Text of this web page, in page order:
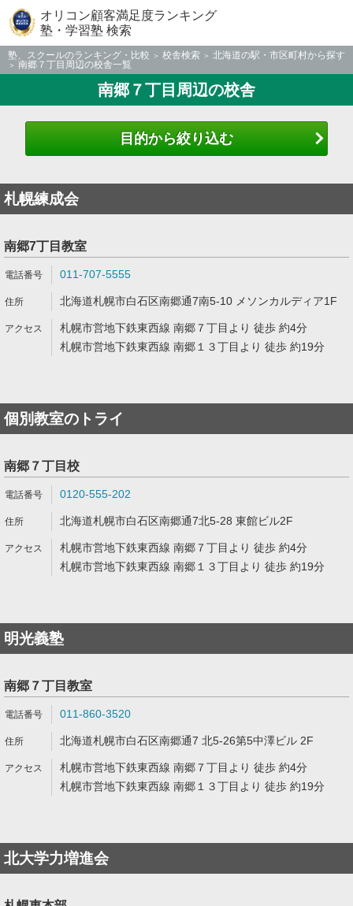
オリコン顧客満足度ランキング
塾・学習塾 検索
塾、スクールのランキング・比較 校舎検索
北海道の駅・市区町村から探す
南郷７丁目周辺の校舎一覧
南郷７丁目周辺の校舎
目的から絞り込む
札幌練成会
南郷7丁目教室
011-707-5555
北海道札幌市白石区南郷通7南5-10 メソンカルディア1F
札幌市営地下鉄東西線 南郷７丁目より 徒歩 約4分
札幌市営地下鉄東西線 南郷１３丁目より 徒歩 約19分
個別教室のトライ
南郷７丁目校
0120-555-202
北海道札幌市白石区南郷通7北5-28 東館ビル2F
札幌市営地下鉄東西線 南郷７丁目より 徒歩 約4分
札幌市営地下鉄東西線 南郷１３丁目より 徒歩 約19分
明光義塾
南郷７丁目教室
011-860-3520
北海道札幌市白石区南郷通7 北5-26第5中澤ビル 2F
札幌市営地下鉄東西線 南郷７丁目より 徒歩 約4分
札幌市営地下鉄東西線 南郷１３丁目より 徒歩 約19分
北大学力増進会